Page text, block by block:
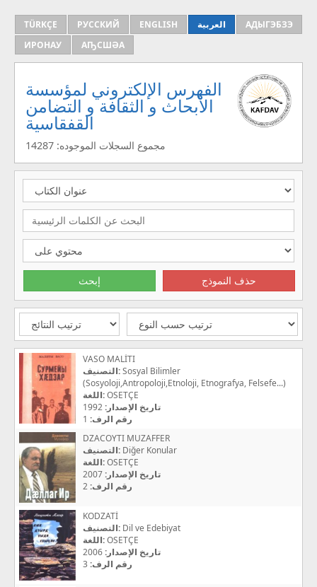
TÜRKÇE РУССКИЙ ENGLISH العربية
АДЫГЭБЗЭ
ИРОНАУ
АҦСШӘА
الفهرس الإلكتروني لمؤسسة
الأبحاث و الثقافة و التضامن
القفقاسية
مجموع السجلات الموجوده: 14287
VASO MALİTI
التصنيف:Sosyal Bilimler
(Sosyoloji,Antropoloji,Etnoloji, Etnografya, Felsefe...)
اللغة:OSETÇE
تاريخ الإصدار:
رقم الرف:
DZACOYTI MUZAFFER
التصنيف: Diğer Konular
اللغة:OSETÇE
تاريخ الإصدار:
رقم الرف:
KODZATİ
التصنيف: Dil ve Edebiyat
اللغة:OSETÇE
تاريخ الإصدار:
رقم الرف: